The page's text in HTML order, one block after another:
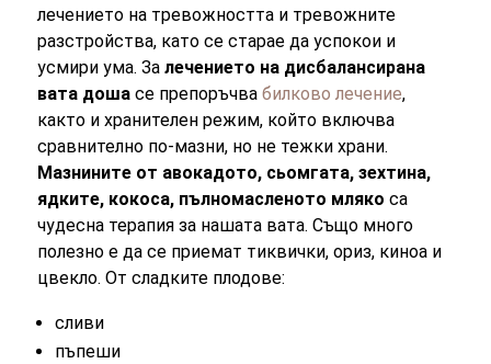
лечението на тревожността и тревожните
разстройства, като се старае да успокои и
усмири ума. Залечението на дисбалансирана
вата доша се препоръчвабилково лечение,
както и хранителен режим, който включва
сравнително по-мазни, но не тежки храни.
Мазнините от авокадото, сьомгата, зехтина,
ядките, кокоса, пълномасленото мляко са
чудесна терапия за нашата вата. Също много
полезно е да се приемат тиквички, ориз, киноа и
цвекло. От сладките плодове:
сливи
пъпеши